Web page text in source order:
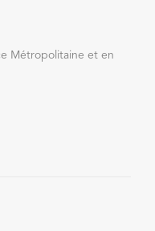
Métropolitaine et en